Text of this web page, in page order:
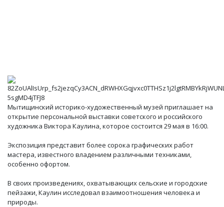
Мытищинский историко-художественный музей приглашает на
открытие персональной выставки советского и российского
художника Виктора Каулина, которое состоится 29 мая в 16:00.
Экспозиция представит более сорока графических работ
мастера, известного владением различными техниками,
особенно офортом.
В своих произведениях, охватывающих сельские и городские
пейзажи, Каулин исследовал взаимоотношения человека и
природы.